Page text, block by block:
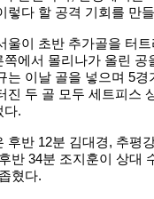
렇다 할 공격 기회를 만
울이 초반 추가골을 터
에서 몰리나가 올린
는 이날 골을 넣으며 5
진 두 골 모두 세트피스
다.
후반 12분 김대경, 추평
반 34분 조지훈이 상대
혔다.